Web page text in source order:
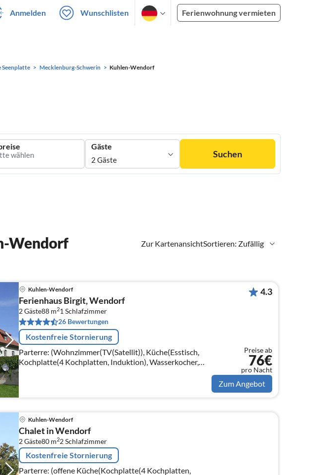
Anmelden Wunschlisten Ferienwohnung vermieten
Seenplatte Mecklenburg-Schwerin Kuhlen-Wendorf
Gäste
2 Gäste
Suchen
Zur KartenansichtSortieren: Zufällig
Wendorf
Kuhlen-Wendorf
Ferienhaus Birgit, Wendorf
2 Gäste88 m21 Schlafzimmer
26 Bewertungen
Kostenfreie Stornierung
Parterre: (Wohnzimmer(TV(Satellit)), Küche(Esstisch,
Kochplatte(4 Kochplatten, Induktion), Wasserkocher,
Toaster, Kaffeemaschine(Filter)
4.3
Preise ab
76€
pro Nacht
Zum Angebot
Kuhlen-Wendorf
Chalet in Wendorf
2 Gäste80 m22Schlafzimmer
Kostenfreie Stornierung
Parterre: (offene Küche(Kochplatte(4 Kochplatten,